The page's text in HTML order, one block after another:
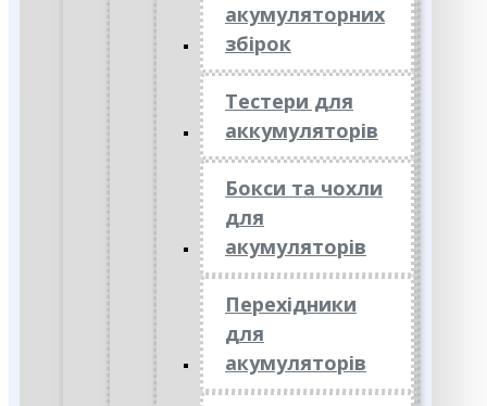
акумуляторних
збірок
Тестери для
аккумуляторів
Бокси та чохли
для
акумуляторів
Перехідники
для
акумуляторів